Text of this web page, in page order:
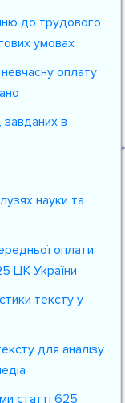
до трудового
умовах
оплату
завданих в
науки та
оплати
ЦК України
тексту у
для аналізу
статті 625